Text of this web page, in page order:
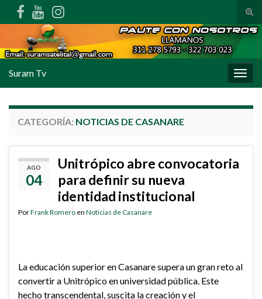
Suram Tv
CATEGORÍA: NOTICIAS DE CASANARE
AGO
04
Unitrópico abre convocatoria
para definir su nueva
identidad institucional
PorFrank Romero en Noticias de Casanare
La educación superior en Casanare supera un gran reto al
convertir a Unitrópico en universidad pública. Este
hecho transcendental, suscita la creación y el